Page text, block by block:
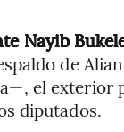
Nayib
de
el
diputados.